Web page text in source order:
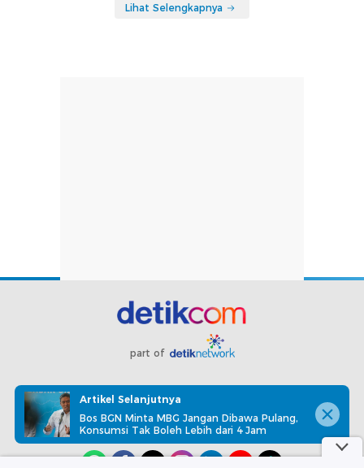
Lihat Selengkapnya
part of
Redaksi Pedoman Media Siber Karir
Kotak Pos
Info Iklan
Privacy Policy Disclaimer
Artikel Selanjutnya
Bos BGN Minta MBG Jangan Dibawa Pulang,
Konsumsi Tak Boleh Lebih dari 4 Jam